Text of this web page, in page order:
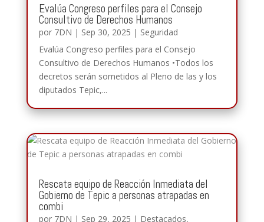
Evalúa Congreso perfiles para el Consejo
Consultivo de Derechos Humanos
por 7DN | Sep 30, 2025 | Seguridad
Evalúa Congreso perfiles para el Consejo
Consultivo de Derechos Humanos •Todos los
decretos serán sometidos al Pleno de las y los
diputados Tepic,...
Rescata equipo de Reacción Inmediata del
Gobierno de Tepic a personas atrapadas en
combi
por 7DN | Sep 29, 2025 | Destacados,